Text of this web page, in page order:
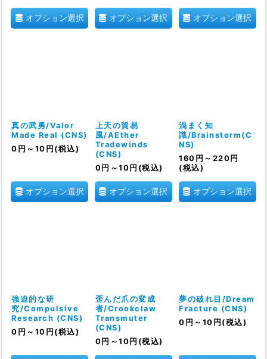
オプション選択 オプション選択 オプション選択
真の武勇/Valor
Made Real (CNS)
0 円 ～10 円 (税込)
オプション選択
上天の貿易
風/AEther
Tradewinds
(CNS)
0 円 ～10 円 (税込)
オプション選択
渦まく知
識/Brainstorm(C
NS)
160 円 ～220 円
(税込)
オプション選択
強迫的な研
究/Compulsive
Research (CNS)
0 円 ～10 円 (税込)
歪んだ爪の変成
者/Crookclaw
Transmuter
(CNS)
0 円 ～10 円 (税込)
夢の破れ目/Dream
Fracture (CNS)
0 円 ～10 円 (税込)